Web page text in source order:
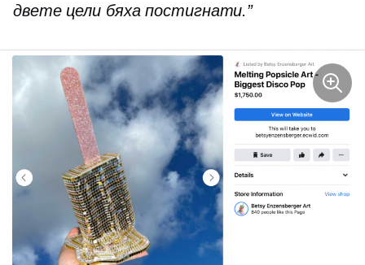
двете цели бяха постигнати.”